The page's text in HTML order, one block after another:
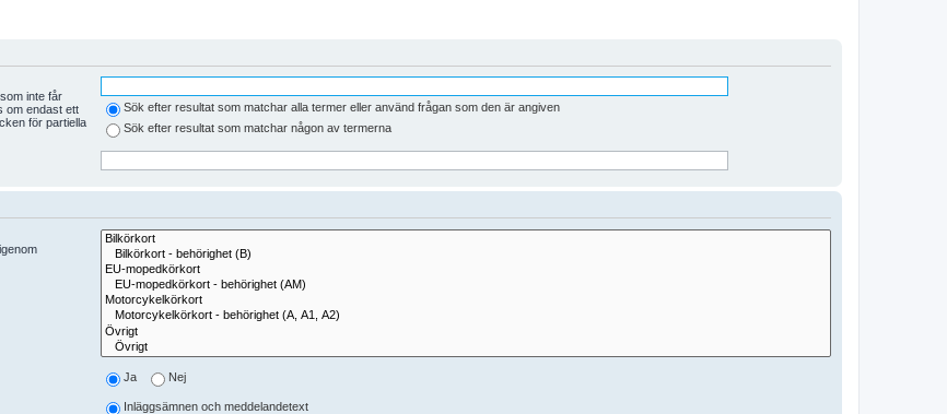
inte får
om endast ett
för partiella
Sök efter resultat som matchar alla termer eller använd frågan som den är angiven
Sök efter resultat som matchar någon av termerna
Ja Nej
Inläggsämnen och meddelandetext